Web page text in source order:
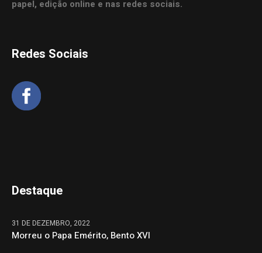
papel, edição online e nas redes sociais.
Redes Sociais
Destaque
31 DE DEZEMBRO, 2022
Morreu o Papa Emérito, Bento XVI